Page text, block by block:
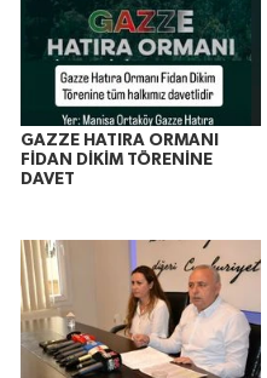
GAZZE HATIRA ORMANI
FİDAN DİKİM TÖRENİNE
DAVET